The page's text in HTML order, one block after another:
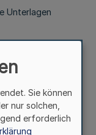
Unterlagen
die
enthalten
Sie können
nur solchen,
erforderlich